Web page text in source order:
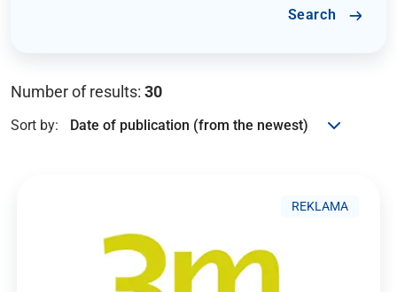
Search
Number of results: 30
Sort by:
REKLAMA